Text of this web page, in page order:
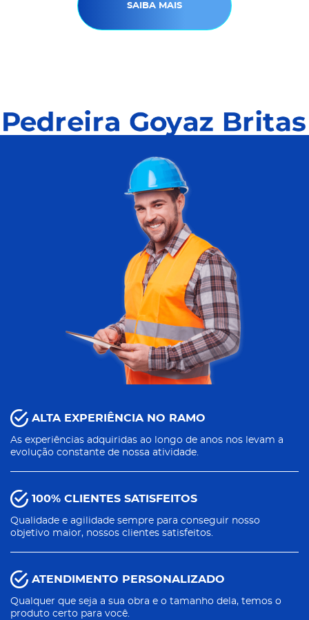
SAIBA MAIS
ALTA EXPERIÊNCIA NO RAMO
As experiências adquiridas ao longo de anos nos levam a
evolução constante de nossa atividade.
100% CLIENTES SATISFEITOS
Qualidade e agilidade sempre para conseguir nosso
objetivo maior, nossos clientes satisfeitos.
ATENDIMENTO PERSONALIZADO
Qualquer que seja a sua obra e o tamanho dela, temos o
produto certo para você.